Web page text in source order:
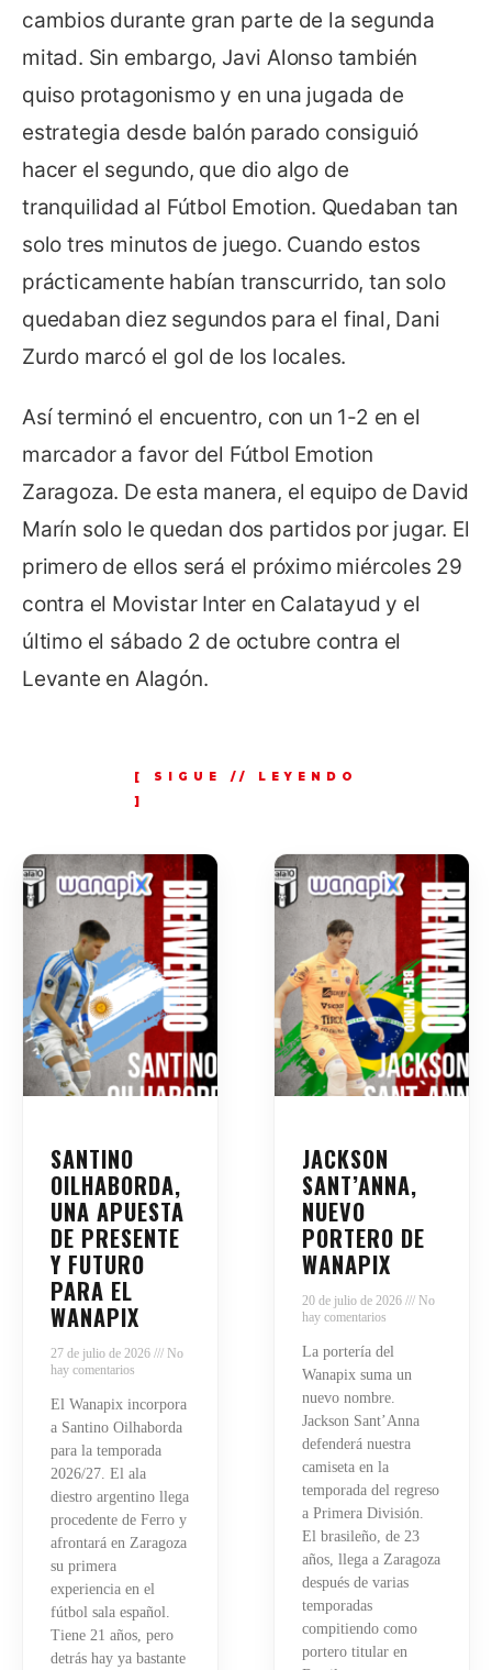
cambios durante gran parte de la segunda
mitad. Sin embargo, Javi Alonso también
quiso protagonismo y en una jugada de
estrategia desde balón parado consiguió
hacer el segundo, que dio algo de
tranquilidad al Fútbol Emotion. Quedaban tan
solo tres minutos de juego. Cuando estos
prácticamente habían transcurrido, tan solo
quedaban diez segundos para el final, Dani
Zurdo marcó el gol de los locales.
Así terminó el encuentro, con un 1-2 en el
marcador a favor del Fútbol Emotion
Zaragoza. De esta manera, el equipo de David
Marín solo le quedan dos partidos por jugar. El
primero de ellos será el próximo miércoles 29
contra el Movistar Inter en Calatayud y el
último el sábado 2 de octubre contra el
Levante en Alagón.
SANTINO
OILHABORDA,
UNA APUESTA
DE PRESENTE
Y FUTURO
PARA EL
WANAPIX
27 de julio de 2026
No
hay comentarios
El Wanapix incorpora
a Santino Oilhaborda
para la temporada
2026/27. El ala
diestro argentino llega
procedente de Ferro y
afrontará en Zaragoza
su primera
experiencia en el
fútbol sala español.
Tiene 21 años, pero
detrás hay ya bastante
JACKSON
SANT’ANNA,
NUEVO
PORTERO DE
WANAPIX
20 de julio de 2026
No
hay comentarios
La portería del
Wanapix suma un
nuevo nombre.
Jackson Sant’Anna
defenderá nuestra
camiseta en la
temporada del regreso
a Primera División.
El brasileño, de 23
años, llega a Zaragoza
después de varias
temporadas
compitiendo como
portero titular en